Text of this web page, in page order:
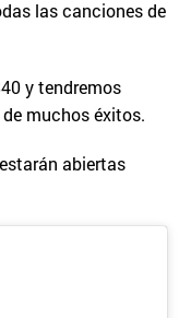
las canciones de
y tendremos
muchos éxitos.
abiertas